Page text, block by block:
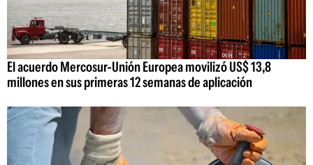
El acuerdo Mercosur-Unión Europea movilizó US$ 13,8
millones en sus primeras 12 semanas de aplicación